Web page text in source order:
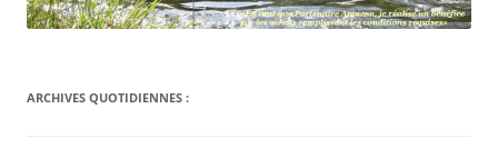
ARCHIVES QUOTIDIENNES :